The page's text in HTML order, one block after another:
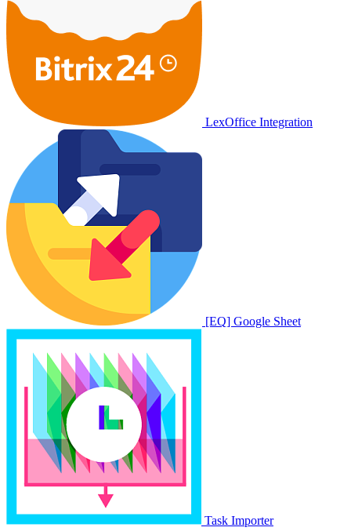
LexOffice Integration
[EQ] Google Sheet
Task Importer